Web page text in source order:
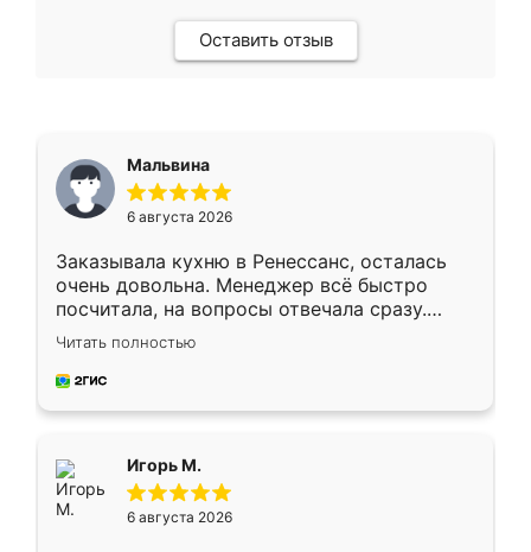
Оставить отзыв
Мальвина
6 августа 2026
Заказывала кухню в Ренессанс, осталась
очень довольна. Менеджер всё быстро
посчитала, на вопросы отвечала сразу.
Замерщик приехал в субботу, подошёл к
делу со всей ответственностью. Собрали
за день, ребята работали аккуратно, даже
Читать полностью
Игорь М.
6 августа 2026